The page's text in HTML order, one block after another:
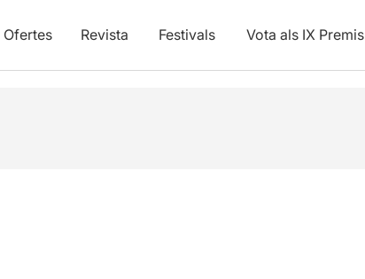
Ofertes Revista Festivals Vota als IX Premis